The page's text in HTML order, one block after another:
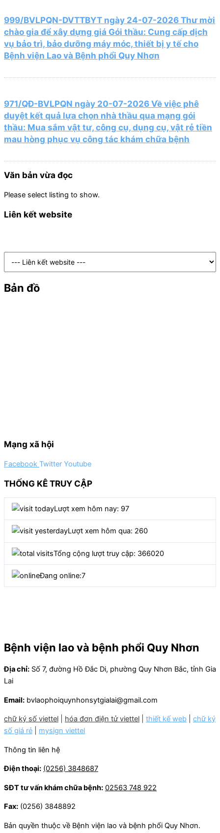
999/BVLPQN-DVTTBYT ngày 24-07-2026 Thư mời
chào gia để xây dựng giá Gói thầu: Cung cấp dịch
vụ bảo trì, bảo dưỡng máy móc, thiết bị y tế cho
Bệnh viện Lao và Bệnh phổi Quy Nhơn
971/QĐ-BVLPQN ngày 20-07-2026 Về việc phê
duyệt kết quả lựa chọn nhà thầu qua mạng gói
thầu: Mua sắm vật tư, công cụ, dụng cụ, vật rẻ tiền
mau hòng phục vụ công tác khám chữa bệnh
Văn bản vừa đọc
Please select listing to show.
Liên kết website
Bản đồ
Mạng xã hội
Facebook Twitter Youtube
THỐNG KÊ TRUY CẬP
Lượt xem hôm nay: 97
Lượt xem hôm qua: 260
Tổng cộng lượt truy cập: 366020
Đang online:7
Bệnh viện lao và bệnh phổi Quy Nhơn
Địa chỉ: Số 7, đường Hồ Đắc Di, phường Quy Nhơn Bắc, tỉnh Gia
Lai
Email: bvlaophoiquynhonsytgialai@gmail.com
chữ ký số viettel hóa đơn điện tử viettel thiết kế web
chữ ký
số giá rẻ
mysign viettel
Thông tin liên hệ
Điện thoại: (0256) 3848687
SĐT tư vấn khám chữa bệnh: 02563 748 922
Fax: (0256) 3848892
Bản quyền thuộc về Bệnh viện lao và bệnh phổi Quy Nhơn.